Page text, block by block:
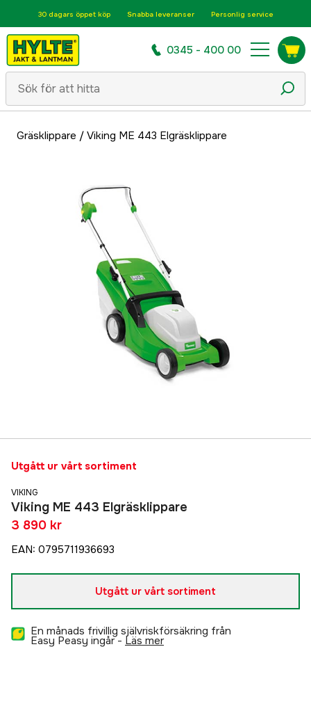
30 dagars öppet köp Snabba leveranser Personlig service
0345 - 400 00
Gräsklippare / Viking ME 443 Elgräsklippare
Utgått ur vårt sortiment
VIKING
Viking ME 443 Elgräsklippare
3 890 kr
EAN: 0795711936693
Utgått ur vårt sortiment
En månads frivillig självriskförsäkring från
Easy Peasy ingår - läs mer